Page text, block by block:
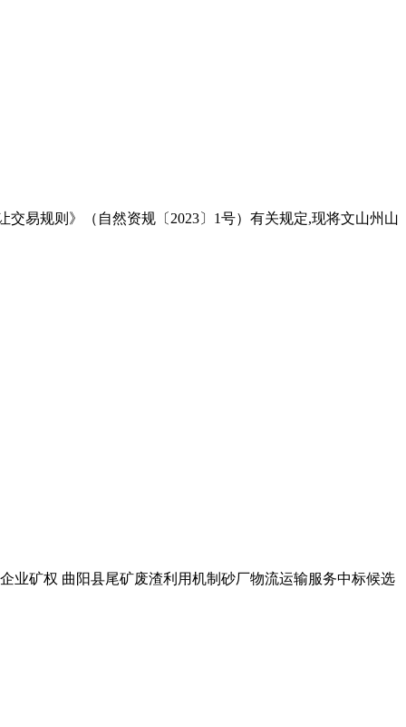
易规则》（自然资规〔2023〕1号）有关规定,现将文山州山
业矿权 曲阳县尾矿废渣利用机制砂厂物流运输服务中标候选